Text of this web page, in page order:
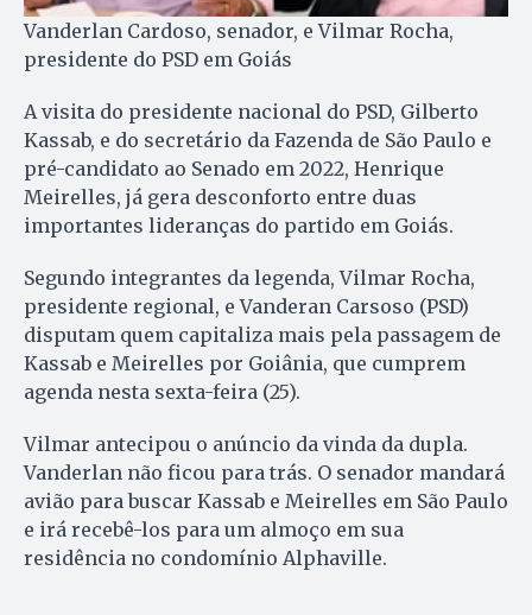
Vanderlan Cardoso, senador, e Vilmar Rocha,
presidente do PSD em Goiás
A visita do presidente nacional do PSD, Gilberto
Kassab, e do secretário da Fazenda de São Paulo e
pré-candidato ao Senado em 2022, Henrique
Meirelles, já gera desconforto entre duas
importantes lideranças do partido em Goiás.
Segundo integrantes da legenda, Vilmar Rocha,
presidente regional, e Vanderan Carsoso (PSD)
disputam quem capitaliza mais pela passagem de
Kassab e Meirelles por Goiânia, que cumprem
agenda nesta sexta-feira (25).
Vilmar antecipou o anúncio da vinda da dupla.
Vanderlan não ficou para trás. O senador mandará
avião para buscar Kassab e Meirelles em São Paulo
e irá recebê-los para um almoço em sua
residência no condomínio Alphaville.